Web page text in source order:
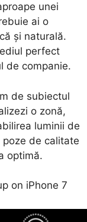
unei
ai o
și naturală.
perfect
de companie.
de subiectul
o zonă,
luminii de
poze de calitate
optimă.
on iPhone 7